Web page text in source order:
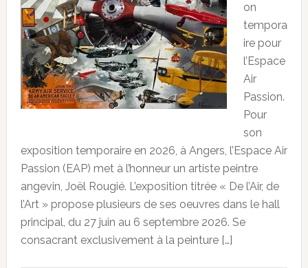
on
tempora
ire pour
l’Espace
Air
Passion.
Pour
son
exposition temporaire en 2026, à Angers, l’Espace Air
Passion (EAP) met à l’honneur un artiste peintre
angevin, Joël Rougié. L’exposition titrée « De l’Air, de
l’Art » propose plusieurs de ses oeuvres dans le hall
principal, du 27 juin au 6 septembre 2026. Se
consacrant exclusivement à la peinture […]